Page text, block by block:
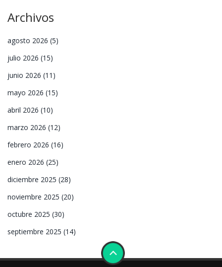
Archivos
agosto 2026 (5)
julio 2026 (15)
junio 2026 (11)
mayo 2026 (15)
abril 2026 (10)
marzo 2026 (12)
febrero 2026 (16)
enero 2026 (25)
diciembre 2025 (28)
noviembre 2025 (20)
octubre 2025 (30)
septiembre 2025 (14)